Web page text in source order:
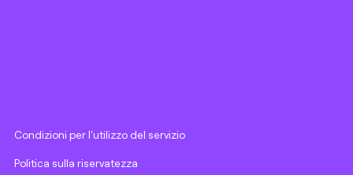
Condizioni per l'utilizzo del servizio
Politica sulla riservatezza